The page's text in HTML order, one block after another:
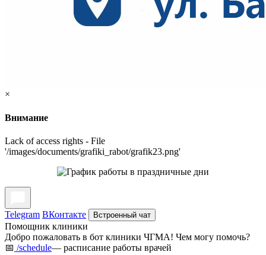
×
Внимание
Lack of access rights - File
'/images/documents/grafiki_rabot/grafik23.png'
Telegram ВКонтакте Встроенный чат
Помощник клиники
Добро пожаловать в бот клиники ЧГМА! Чем могу помочь?
📅 /schedule— расписание работы врачей